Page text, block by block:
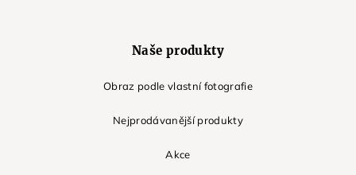
Naše produkty
Obraz podle vlastní fotografie
Nejprodávanější produkty
Akce